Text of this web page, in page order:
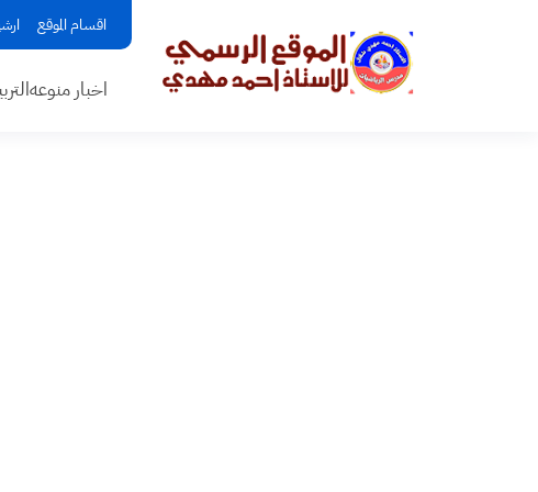
اقسام الموقع
اخبار منوعه